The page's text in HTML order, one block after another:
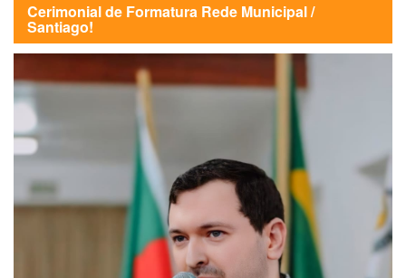
Cerimonial de Formatura Rede Municipal /
Santiago!